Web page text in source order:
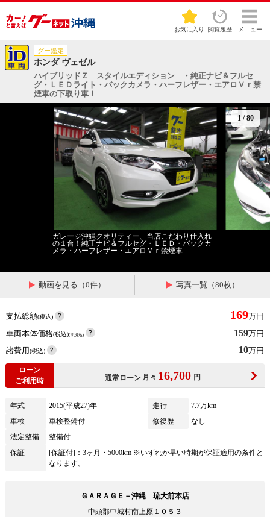
お気に入り 閲覧履歴 メニュー
グー鑑定
ホンダ ヴェゼル
ハイブリッドＺ スタイルエディション ・純正ナビ＆フルセ
グ・ＬＥＤライト・バックカメラ・ハーフレザー・エアロＶｒ禁
煙車の下取り車！
1 /80
ガレージ沖縄クオリティー、当店こだわり仕入れ
の１台！純正ナビ＆フルセグ・ＬＥＤ・バックカ
メラ・ハーフレザー・エアロＶｒ禁煙車
動画を見る（0件） 写真一覧（80枚）
支払総額(税込) 169万円
車両本体価格(税込)(リ済込) 159万円
諸費用(税込) 10万円
ローン
ご利用時
通常ローン 月々 16,700 円
年式 2015(平成27)年 走行
7.7万km
車検
車検整備付 修復歴
なし
法定整備
整備付
保証
[保証付]：3ヶ月・5000km ※いずれか早い時期が保証適用の条件と
なります。
ＧＡＲＡＧＥ－沖縄 琉大前本店
中頭郡中城村南上原１０５３